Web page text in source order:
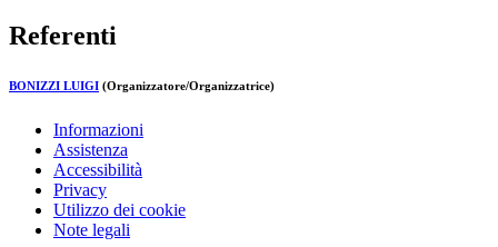
Referenti
BONIZZI LUIGI (Organizzatore/Organizzatrice)
Informazioni
Assistenza
Accessibilità
Privacy
Utilizzo dei cookie
Note legali